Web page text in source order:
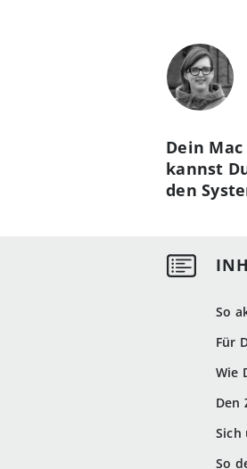
So
Für
Wie
Den
Sich
So
Dein
kannst
den